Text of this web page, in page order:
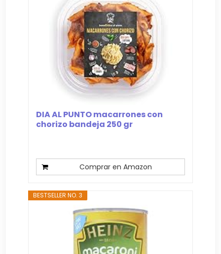
DIA AL PUNTO macarrones con
chorizo bandeja 250 gr
Comprar en Amazon
BESTSELLER NO. 3